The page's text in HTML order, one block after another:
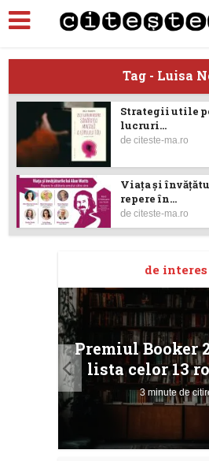
Tag - Luisa
Strategii utile
lucruri...
deciteste-ma.ro
Viaţa şi
repere în...
deciteste-ma.ro
de interes
Premiul Booker
lista celor 13
3 minute de